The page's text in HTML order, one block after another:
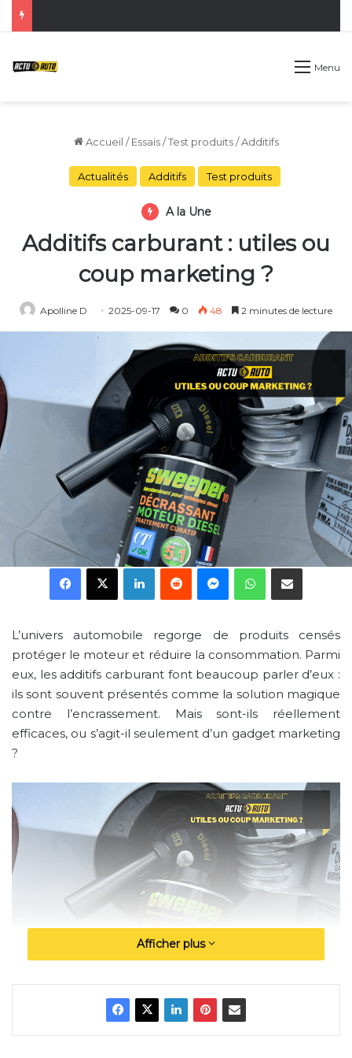
Menu
Accueil / Essais / Test produits / Additifs
Actualités Additifs Test produits
A la Une
Additifs carburant : utiles ou
coup marketing ?
Apolline D 2025-09-17 0 48 2 minutes de lecture
Facebook
X LinkedinRedditMessengerWhatsApp
Partager par email
L’univers automobile regorge de produits censés
protéger le moteur et réduire la consommation. Parmi
eux, les additifs carburant font beaucoup parler d’eux :
ils sont souvent présentés comme la solution magique
contre l’encrassement. Mais sont-ils réellement
efficaces, ou s’agit-il seulement d’un gadget marketing
?
Qu’est-ce qu’un additif
carburant ?
Afficher plus